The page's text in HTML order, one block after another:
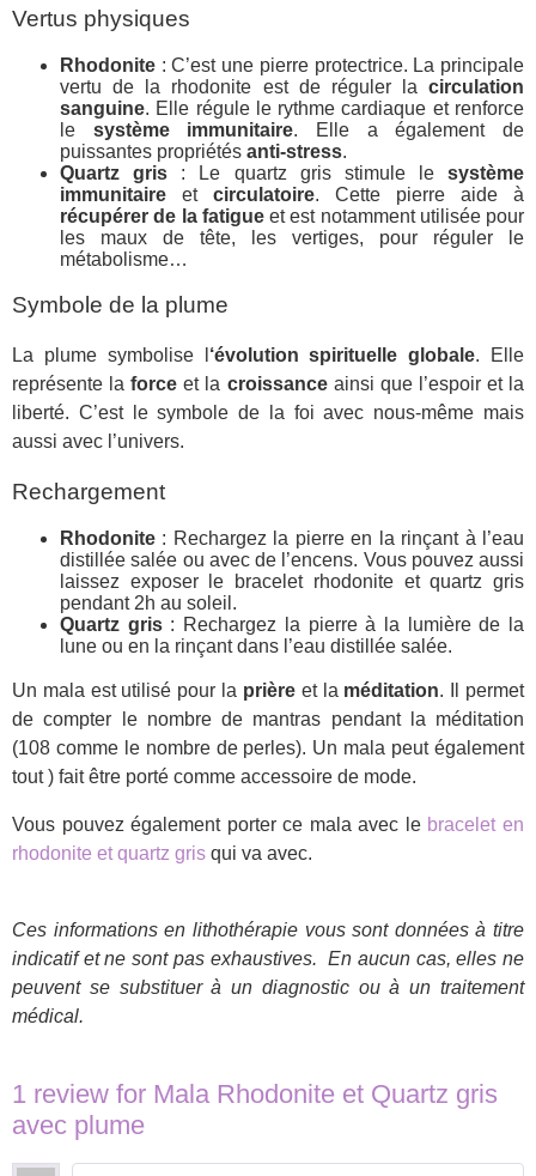
Vertus physiques
Rhodonite : C’est une pierre protectrice. La principale
vertu de la rhodonite est de réguler la circulation
sanguine. Elle régule le rythme cardiaque et renforce
le système immunitaire. Elle a également de
puissantes propriétés anti-stress.
Quartz gris : Le quartz gris stimule le système
immunitaire et circulatoire. Cette pierre aide à
récupérer de la fatigueet est notamment utilisée pour
les maux de tête, les vertiges, pour réguler le
métabolisme…
Symbole de la plume
La plume symbolise l ‘évolution spirituelle globale. Elle
représente laforce et la croissanceainsi que l’espoir et la
liberté. C’est le symbole de la foi avec nous-même mais
aussi avec l’univers.
Rechargement
Rhodonite : Rechargez la pierre en la rinçant à l’eau
distillée salée ou avec de l’encens. Vous pouvez aussi
laissez exposer le bracelet rhodonite et quartz gris
pendant 2h au soleil.
Quartz gris: Rechargez la pierre à la lumière de la
lune ou en la rinçant dans l’eau distillée salée.
Un mala est utilisé pour la prièreet la méditation. Il permet
de compter le nombre de mantras pendant la méditation
(108 comme le nombre de perles). Un mala peut également
tout ) fait être porté comme accessoire de mode.
Vous pouvez également porter ce mala avec lebracelet en
rhodonite et quartz gris qui va avec.
Ces informations en lithothérapie vous sont données à titre
indicatif et ne sont pas exhaustives.En aucun cas, elles ne
peuvent se substituer à un diagnostic ou à un traitement
médical.
1 review for Mala Rhodonite et Quartz gris
avec plume